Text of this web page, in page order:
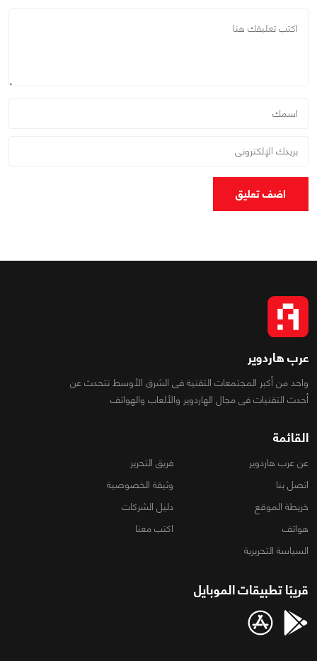
اضف تعليق
عرب هاردوير
واحد من أكبر المجتمعات التقنية فى الشرق الأوسط تتحدث عن
أحدث التقنيات فى مجال الهاردوير والألعاب والهواتف
القائمة
عن عرب هاردوير
فريق التحرير
اتصل بنا
وثيقة الخصوصية
خريطة الموقع
دليل الشركات
هواتف
اكتب معنا
السياسة التحريرية
قريبًا تطبيقات الموبايل